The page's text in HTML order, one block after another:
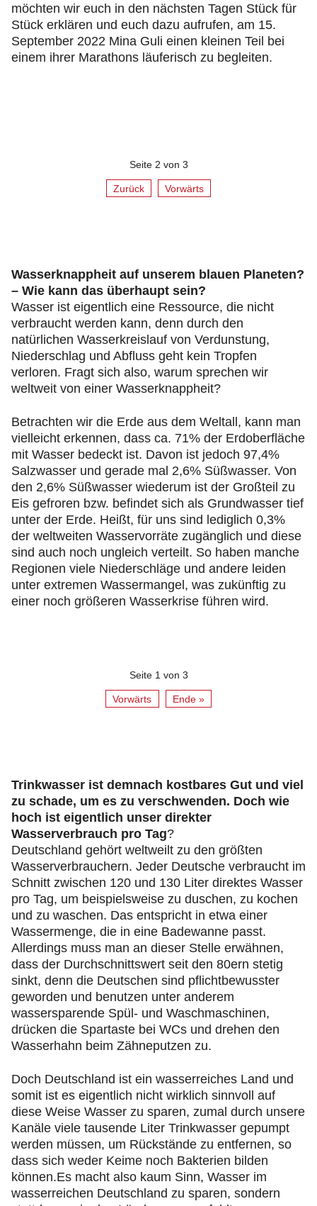
möchten wir euch in den nächsten Tagen Stück für
Stück erklären und euch dazu aufrufen, am 15.
September 2022 Mina Guli einen kleinen Teil bei
einem ihrer Marathons läuferisch zu begleiten.
Seite 2 von 3
Zurück Vorwärts
Wasserknappheit auf unserem blauen Planeten?
– Wie kann das überhaupt sein?
Wasser ist eigentlich eine Ressource, die nicht
verbraucht werden kann, denn durch den
natürlichen Wasserkreislauf von Verdunstung,
Niederschlag und Abfluss geht kein Tropfen
verloren. Fragt sich also, warum sprechen wir
weltweit von einer Wasserknappheit?
Betrachten wir die Erde aus dem Weltall, kann man
vielleicht erkennen, dass ca. 71% der Erdoberfläche
mit Wasser bedeckt ist. Davon ist jedoch 97,4%
Salzwasser und gerade mal 2,6% Süßwasser. Von
den 2,6% Süßwasser wiederum ist der Großteil zu
Eis gefroren bzw. befindet sich als Grundwasser tief
unter der Erde. Heißt, für uns sind lediglich 0,3%
der weltweiten Wasservorräte zugänglich und diese
sind auch noch ungleich verteilt. So haben manche
Regionen viele Niederschläge und andere leiden
unter extremen Wassermangel, was zukünftig zu
einer noch größeren Wasserkrise führen wird.
Seite 1 von 3
Vorwärts Ende »
Trinkwasser ist demnach kostbares Gut und viel
zu schade, um es zu verschwenden. Doch wie
hoch ist eigentlich unser direkter
Wasserverbrauch pro Tag?
Deutschland gehört weltweilt zu den größten
Wasserverbrauchern. Jeder Deutsche verbraucht im
Schnitt zwischen 120 und 130 Liter direktes Wasser
pro Tag, um beispielsweise zu duschen, zu kochen
und zu waschen. Das entspricht in etwa einer
Wassermenge, die in eine Badewanne passt.
Allerdings muss man an dieser Stelle erwähnen,
dass der Durchschnittswert seit den 80ern stetig
sinkt, denn die Deutschen sind pflichtbewusster
geworden und benutzen unter anderem
wassersparende Spül- und Waschmaschinen,
drücken die Spartaste bei WCs und drehen den
Wasserhahn beim Zähneputzen zu.
Doch Deutschland ist ein wasserreiches Land und
somit ist es eigentlich nicht wirklich sinnvoll auf
diese Weise Wasser zu sparen, zumal durch unsere
Kanäle viele tausende Liter Trinkwasser gepumpt
werden müssen, um Rückstände zu entfernen, so
dass sich weder Keime noch Bakterien bilden
können.Es macht also kaum Sinn, Wasser im
wasserreichen Deutschland zu sparen, sondern